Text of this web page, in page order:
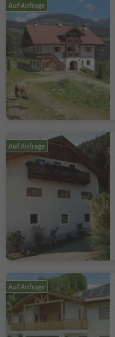
Auf Anfrage
Auf Anfrage
Auf Anfrage